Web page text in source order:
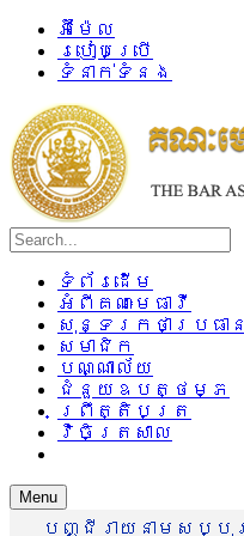
អ៊ីម៉ែល
របៀបប្រើ
ទំនាក់ទំនង
ទំព័រដើម
អំពីគណៈមេធាវី
សុន្ទរកថាប្រធាន
សមាជិក
បណ្ណាល័យ
ជំនួយឧបត្ថម្ភ
ព្រឹត្តិបត្រ
វិចិត្រសាល
Menu
បញ្ជីរាយនាមសប្បុរ